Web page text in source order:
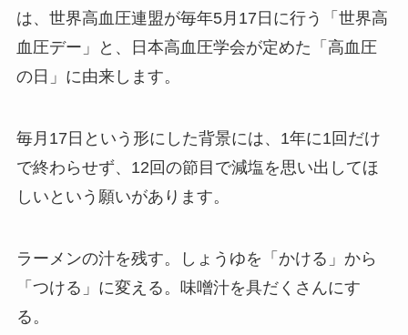
は、世界高血圧連盟が毎年5月17日に行う「世界高
血圧デー」と、日本高血圧学会が定めた「高血圧
の日」に由来します。
毎月17日という形にした背景には、1年に1回だけ
で終わらせず、12回の節目で減塩を思い出してほ
しいという願いがあります。
ラーメンの汁を残す。しょうゆを「かける」から
「つける」に変える。味噌汁を具だくさんにす
る。